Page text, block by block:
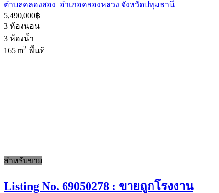
ตำบลคลองสอง อำเภอคลองหลวง จังหวัดปทุมธานี
5,490,000฿
3 ห้องนอน
3 ห้องน้ำ
165 m2 พื้นที่
สำหรับขาย
Listing No. 69050278 : ขายถูกโรงงาน